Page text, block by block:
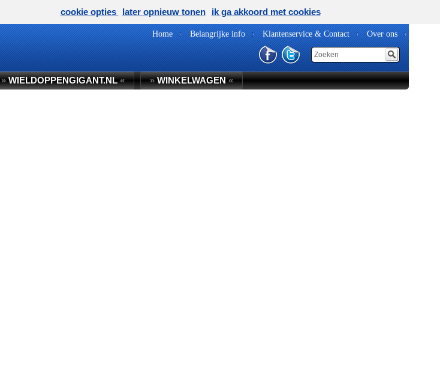
Home Belangrijke info Klantenservice & Contact Over ons
»WIELDOPPENGIGANT.NL« »WINKELWAGEN«
cookie opties later opnieuw tonen ik ga akkoord met cookies